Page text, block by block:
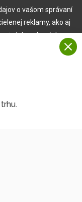
o vašom správaní
reklamy, ako aj
iných webových
niekoľko kategórií